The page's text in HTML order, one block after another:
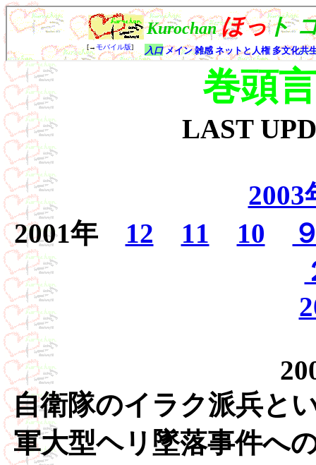
巻頭言
LAST
2003
2001年 12 11 10
自衛隊のイラク派兵と
軍大型ヘリ墜落事件へ